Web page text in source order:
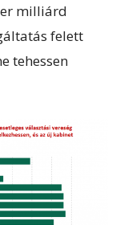
milliárd
felett
tehessen